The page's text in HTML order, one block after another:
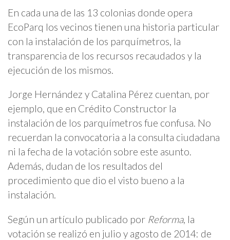
En cada una de las 13 colonias donde opera
EcoParq los vecinos tienen una historia particular
con la instalación de los parquímetros, la
transparencia de los recursos recaudados y la
ejecución de los mismos.
Jorge Hernández y Catalina Pérez cuentan, por
ejemplo, que en Crédito Constructor la
instalación de los parquímetros fue confusa. No
recuerdan la convocatoria a la consulta ciudadana
ni la fecha de la votación sobre este asunto.
Además, dudan de los resultados del
procedimiento que dio el visto bueno a la
instalación.
Según un artículo publicado por Reforma, la
votación se realizó en julio y agosto de 2014: de